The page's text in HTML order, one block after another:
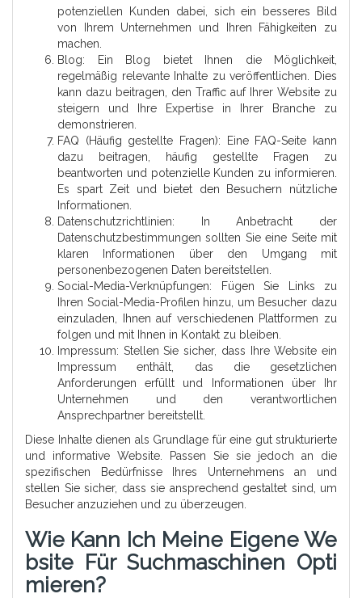
potenziellen Kunden dabei, sich ein besseres Bild
von Ihrem Unternehmen und Ihren Fähigkeiten zu
machen.
Blog: Ein Blog bietet Ihnen die Möglichkeit,
regelmäßig relevante Inhalte zu veröffentlichen. Dies
kann dazu beitragen, den Traffic auf Ihrer Website zu
steigern und Ihre Expertise in Ihrer Branche zu
demonstrieren.
FAQ (Häufig gestellte Fragen): Eine FAQ-Seite kann
dazu beitragen, häufig gestellte Fragen zu
beantworten und potenzielle Kunden zu informieren.
Es spart Zeit und bietet den Besuchern nützliche
Informationen.
Datenschutzrichtlinien: In Anbetracht der
Datenschutzbestimmungen sollten Sie eine Seite mit
klaren Informationen über den Umgang mit
personenbezogenen Daten bereitstellen.
Social-Media-Verknüpfungen: Fügen Sie Links zu
Ihren Social-Media-Profilen hinzu, um Besucher dazu
einzuladen, Ihnen auf verschiedenen Plattformen zu
folgen und mit Ihnen in Kontakt zu bleiben.
Impressum: Stellen Sie sicher, dass Ihre Website ein
Impressum enthält, das die gesetzlichen
Anforderungen erfüllt und Informationen über Ihr
Unternehmen und den verantwortlichen
Ansprechpartner bereitstellt.
Diese Inhalte dienen als Grundlage für eine gut strukturierte
und informative Website. Passen Sie sie jedoch an die
spezifischen Bedürfnisse Ihres Unternehmens an und
stellen Sie sicher, dass sie ansprechend gestaltet sind, um
Besucher anzuziehen und zu überzeugen.
Wie Kann Ich Meine Eigene We
Bsite Für Suchmaschinen Opti
Mieren?